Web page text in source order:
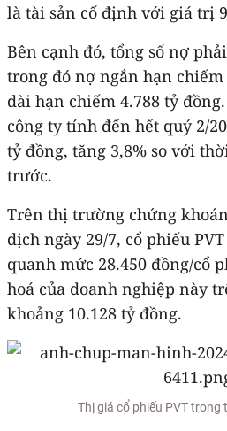
là tài sản cố định với giá trị
Bên cạnh đó, tổng số nợ
trong đó nợ ngắn hạn
dài hạn chiếm 4.788 tỷ
công ty tính đến hết quý 2/
tỷ đồng, tăng 3,8% so với
trước.
Trên thị trường chứng
dịch ngày 29/7, cổ phiếu
quanh mức 28.450 đồng/cổ
hoá của doanh nghiệp này
khoảng 10.128 tỷ đồng.
Thị giá cổ phiếu PVT trong